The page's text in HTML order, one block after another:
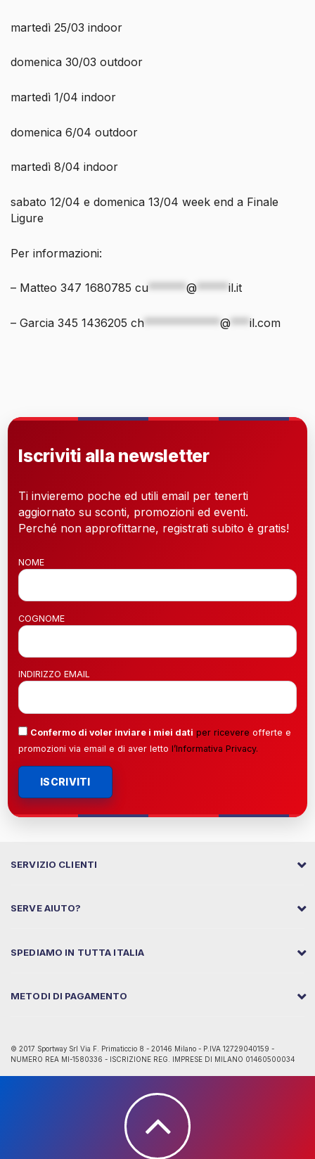
martedì 25/03 indoor
domenica 30/03 outdoor
martedì 1/04 indoor
domenica 6/04 outdoor
martedì 8/04 indoor
sabato 12/04 e domenica 13/04 week end a Finale
Ligure
Per informazioni:
– Matteo 347 1680785 cu****** @***** il.it
– Garcia 345 1436205 ch ************ @*** il.com
Iscriviti alla newsletter
Ti invieremo poche ed utili email per tenerti
aggiornato su sconti, promozioni ed eventi.
Perché non approfittarne, registrati subito è gratis!
NOME
COGNOME
INDIRIZZO EMAIL
Confermo di voler inviare i miei dati per ricevere offerte e
promozioni via email e di aver letto l’Informativa Privacy.
ISCRIVITI
SERVIZIO CLIENTI
SERVE AIUTO?
SPEDIAMO IN TUTTA ITALIA
METODI DI PAGAMENTO
© 2017 Sportway Srl Via F. Primaticcio 8 - 20146 Milano - P.IVA 12729040159 -
NUMERO REA MI-1580336 - ISCRIZIONE REG. IMPRESE DI MILANO 01460500034